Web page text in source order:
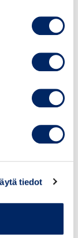
tiedot
yritykset
Ilkka Hanski,
, Avarn